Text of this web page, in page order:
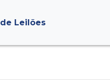
Leilões